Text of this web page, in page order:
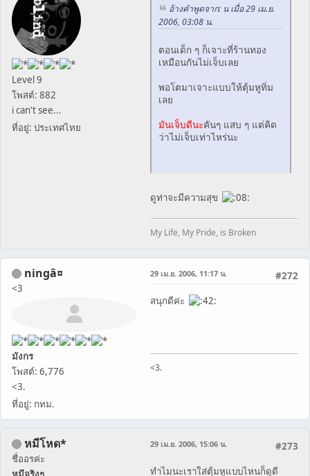
Level 9
โพสต์: 882
i can't see...
ที่อยู่: ประเทศไทย
อ้างคำพูดจาก: น เมื่อ 29 เม.ย.
2006, 03:08 น.
ตอนเด็ก ๆ ก็เจาะที่ร้านทอง
เหมือนกันไม่เจ็บเลย
พอโตมาเจาะแบบให้ตุ้มหูทิ่ม
เลย
มันเจ็บดีนะคันๆ แสบ ๆ แต่คิด
ว่าไม่เจ็บเท่าไหร่นะ
ดูท่าจะมีความสุข
My Life, My Pride, is Broken
ningâ¤
<3
มังกร
โพสต์: 6,776
<3.
ที่อยู่: กทม.
#272
29 เม.ย. 2006, 11:17 น.
สนุกดีค่ะ
<3.
หมีโหด*
ชื่ออรค่ะ
#273
29 เม.ย. 2006, 15:06 น.
ทำไมนะเราใส่ตุ้มหูแบบไหนก็ดูดี